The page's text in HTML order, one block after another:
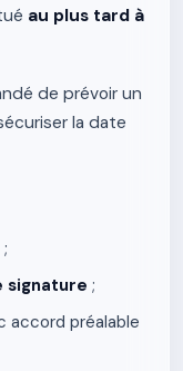
au plus tard à
de prévoir un
la date
;
signature ;
accord préalable